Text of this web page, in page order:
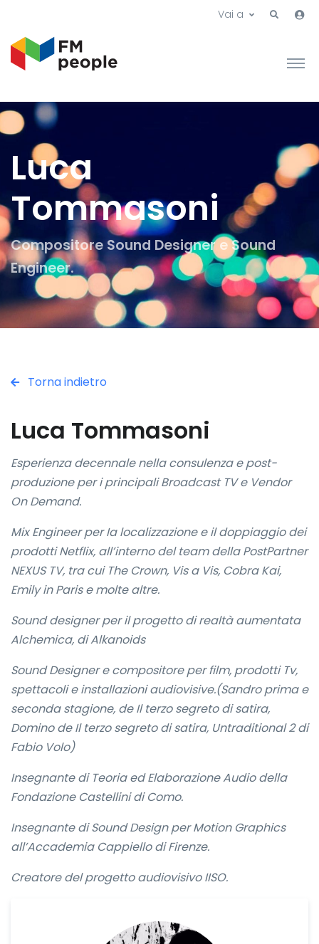
Vai a
Luca
Tommasoni
Compositore Sound Designer e Sound
Engineer.
Torna indietro
Luca Tommasoni
Esperienza decennale nella consulenza e post-
produzione per i principali Broadcast TV e Vendor
On Demand.
Mix Engineer per Ia localizzazione e il doppiaggio dei
prodotti Netflix, all’interno del team della PostPartner
NEXUS TV, tra cui The Crown, Vis a Vis, Cobra Kai,
Emily in Paris e molte altre.
Sound designer per il progetto di realtà aumentata
Alchemica, di Alkanoids
Sound Designer e compositore per film, prodotti Tv,
spettacoli e installazioni audiovisive.(Sandro prima e
seconda stagione, de Il terzo segreto di satira,
Domino de Il terzo segreto di satira, Untraditional 2 di
Fabio Volo)
Insegnante di Teoria ed Elaborazione Audio della
Fondazione Castellini di Como.
Insegnante di Sound Design per Motion Graphics
all’Accademia Cappiello di Firenze.
Creatore del progetto audiovisivo IISO.